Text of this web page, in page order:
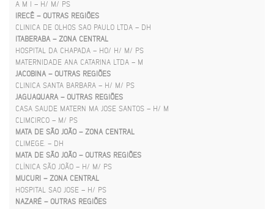
A M I – H/ M/ PS
IRECÊ – OUTRAS REGIÕES
CLINICA DE OLHOS SAO PAULO LTDA – DH
ITABERABA – ZONA CENTRAL
HOSPITAL DA CHAPADA – HO/ H/ M/ PS
MATERNIDADE ANA CATARINA LTDA – M
JACOBINA – OUTRAS REGIÕES
CLINICA SANTA BARBARA – H/ M/ PS
JAGUAQUARA – OUTRAS REGIÕES
CASA SAUDE MATERN MA JOSE SANTOS – H/ M
CLIMCIRCO – M/ PS
MATA DE SÃO JOÃO – ZONA CENTRAL
CLIMEGE. – DH
MATA DE SÃO JOÃO – OUTRAS REGIÕES
CLÍNICA SÃO JOÃO – H/ M/ PS
MUCURI – ZONA CENTRAL
HOSPITAL SAO JOSE – H/ PS
NAZARÉ – OUTRAS REGIÕES